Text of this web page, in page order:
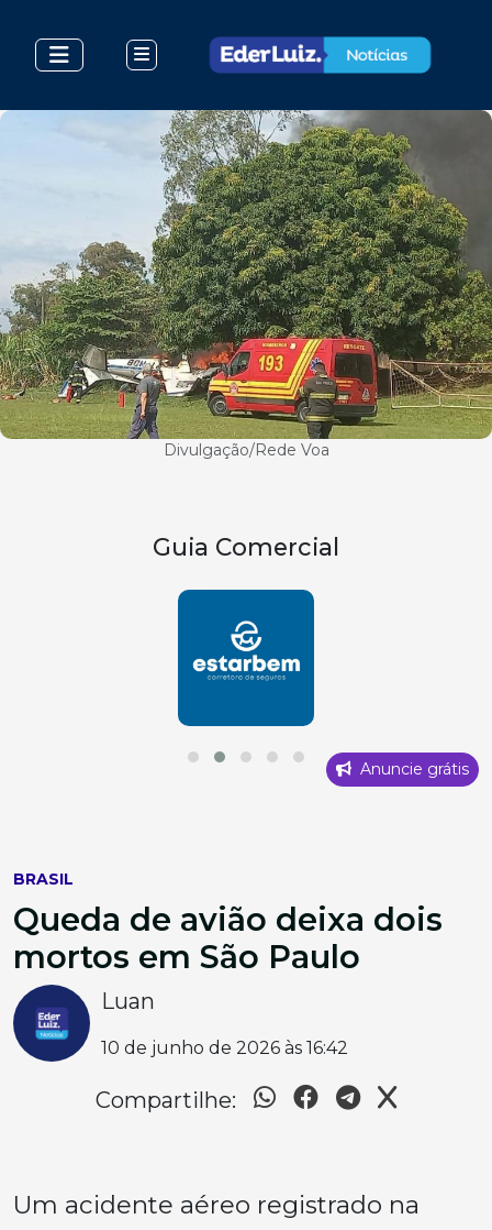
Divulgação/Rede Voa
Guia Comercial
Anuncie grátis
BRASIL
Queda de avião deixa dois
mortos em São Paulo
Luan
10 de junho de 2026 às 16:42
Compartilhe:
Um acidente aéreo registrado na